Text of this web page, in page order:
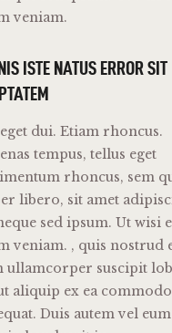
veniam.
ISTE NATUS ERROR SIT
dui. Etiam rhoncus.
tempus, tellus eget
rhoncus, sem
libero, sit amet
sed ipsum. Ut wisi
veniam. , quis nostrud
ullamcorper suscipit
aliquip ex ea commodo
Duis autem vel